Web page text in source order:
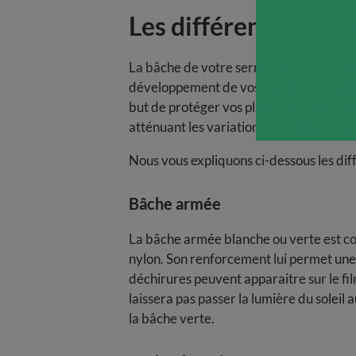
Les différentes
La bâche de votre serre constitue
développement de vos légumes et la
but de protéger vos plants des
atténuant les variations de
Nous vous expliquons ci-dessous les
Bâche armée
La bâche armée blanche ou verte est
nylon. Son renforcement lui permet
déchirures peuvent apparaitre sur le
laissera pas passer la lumière du soleil
la bâche verte.